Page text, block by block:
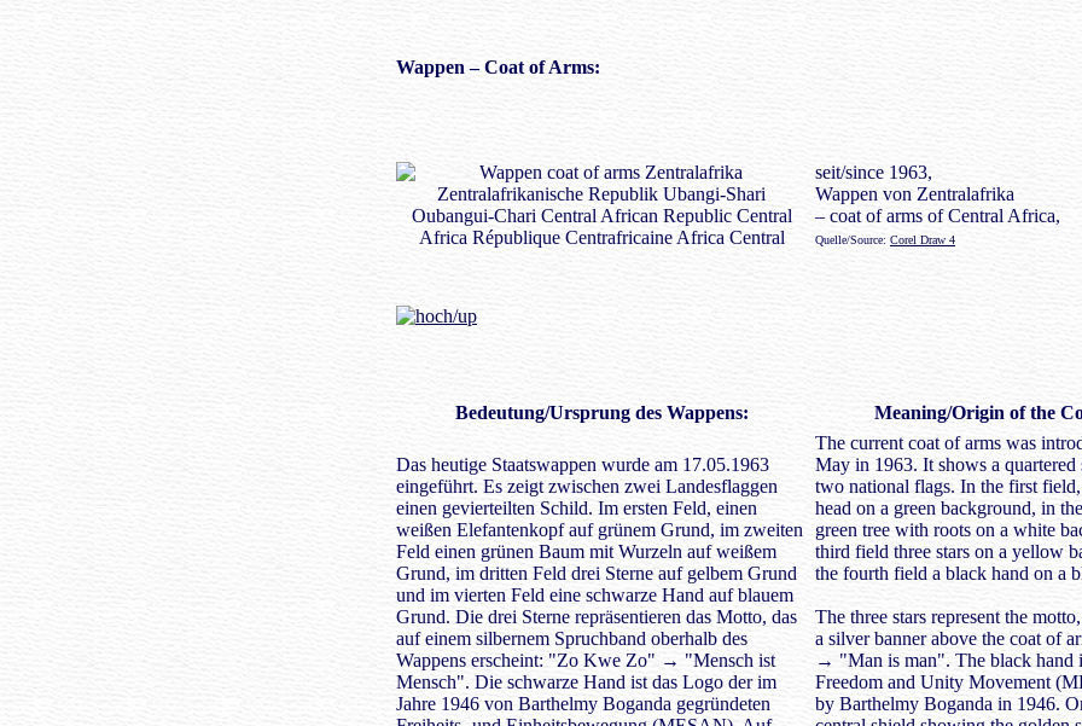
Wappen – Coat of Arms:
seit/since 1963,
Wappen von Zentralafrika
– coat of arms of Central Africa,
Quelle/Source: Corel Draw 4
Bedeutung/Ursprung des Wappens: Meaning/Origin of the
Das heutige Staatswappen wurde am 17.05.1963
eingeführt. Es zeigt zwischen zwei Landesflaggen
einen gevierteilten Schild. Im ersten Feld, einen
weißen Elefantenkopf auf grünem Grund, im zweiten
Feld einen grünen Baum mit Wurzeln auf weißem
Grund, im dritten Feld drei Sterne auf gelbem Grund
und im vierten Feld eine schwarze Hand auf blauem
Grund. Die drei Sterne repräsentieren das Motto, das
auf einem silbernem Spruchband oberhalb des
Wappens erscheint: "Zo Kwe Zo" → "Mensch ist
Mensch". Die schwarze Hand ist das Logo der im
Jahre 1946 von Barthelmy Boganda gegründeten
The current coat of arms was
May in 1963. It shows a quartered
two national flags. In the first
head on a green background, in
green tree with roots on a white
third field three stars on a yellow
the fourth field a black hand on a
The three stars represent the
a silver banner above the coat of
→ "Man is man". The black hand
Freedom and Unity Movement
by Barthelmy Boganda in 1946.